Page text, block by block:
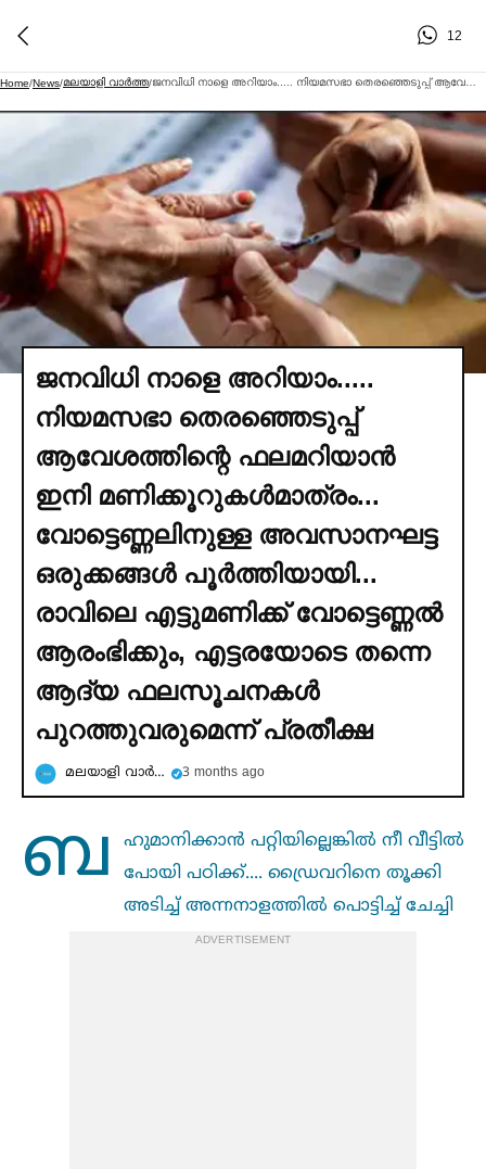
12
Home/News/മലയാളി വാര്‍ത്ത/
ജനവിധി നാളെ അറിയാം.....
നിയമസഭാ തെരഞ്ഞെടുപ്പ്‌
ആവേശത്തിന്റെ ഫലമറിയാൻ
ഇനി മണിക്കൂറുകള്‍മാത്രം...
വോട്ടെണ്ണലിനുള്ള അവസാനഘട്ട
ഒരുക്കങ്ങള്‍ പൂര്‍ത്തിയായി...
രാവിലെ എട്ടുമണിക്ക് വോട്ടെണ്ണല്‍
ആരംഭിക്കും, എട്ടരയോടെ തന്നെ
ആദ്യ ഫലസൂചനകള്‍
പുറത്തുവരുമെന്ന് പ്രതീക്ഷ
മലയാളി വാര്‍ത്ത 3 months ago
ബ
ഹുമാനിക്കാൻ പറ്റിയില്ലെങ്കില്‍ നീ വീട്ടില്‍
പോയി പഠിക്ക്.... ഡ്രൈവറിനെ തൂക്കി
അടിച്ച്‌ അന്നനാളത്തില്‍ പൊട്ടിച്ച്‌ ചേച്ചി
ADVERTISEMENT